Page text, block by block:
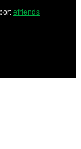
efriends